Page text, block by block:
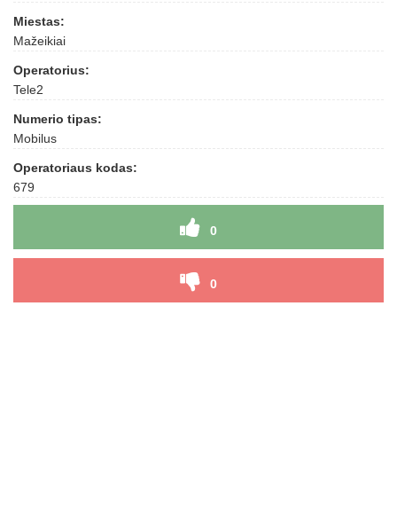
Miestas:
Mažeikiai
Operatorius:
Tele2
Numerio tipas:
Mobilus
Operatoriaus kodas:
679
0
0